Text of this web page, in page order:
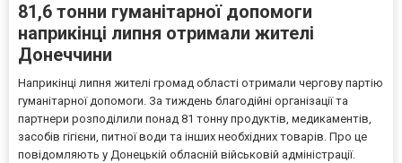
81,6 тонни гуманітарної допомоги
наприкінці липня отримали жителі
Донеччини
Наприкінці липня жителі громад області отримали чергову партію
гуманітарної допомоги. За тиждень благодійні організації та
партнери розподілили понад 81 тонну продуктів, медикаментів,
засобів гігієни, питної води та інших необхідних товарів. Про це
повідомляють у Донецькій обласній військовій адміністрації.